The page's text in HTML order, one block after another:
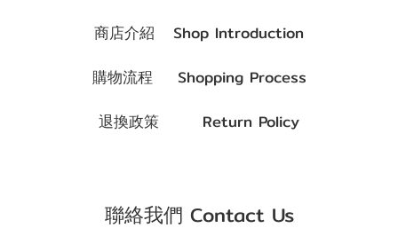
商店介紹 Shop Introduction
購物流程 Shopping Process
退換政策 Return Policy
聯絡我們 Contact Us